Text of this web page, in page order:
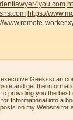
https://
www.remote-
Geeksscan
and get the
providing you the
Informational into a
on my Website for